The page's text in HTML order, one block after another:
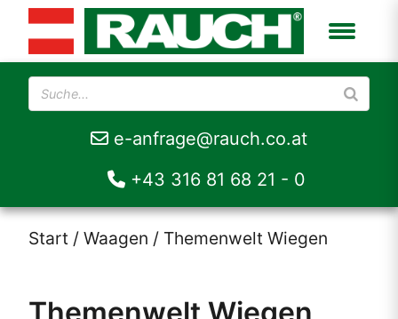
e-anfrage@rauch.co.at
+43 316 81 68 21 - 0
Start / Waagen / Themenwelt Wiegen